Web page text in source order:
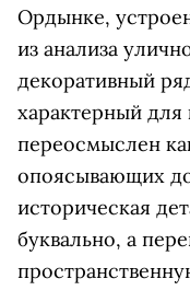
Ордынке,
из анализа
декоративный
характерный для
переосмыслен
опоясывающих
историческая
буквально, а